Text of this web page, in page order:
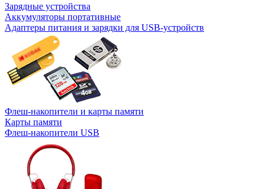
Зарядные устройства
Аккумуляторы портативные
Адаптеры питания и зарядки для USB-устройств
Флеш-накопители и карты памяти
Карты памяти
Флеш-накопители USB